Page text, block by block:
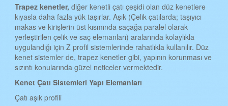
KARAMAN KENET ÇATI
KIRIKKALE KENET ÇATI
BATMAN KENET ÇATI
ŞIRNAK KENET ÇATI
ARDAHAN KENET ÇATI
Trapez kenetler,diğer kenetli çatı çeşidi olan düz kenetlere
kıyasla daha fazla yük taşırlar. Aşık (Çelik çatılarda; taşıyıcı
makas ve kirişlerin üst kısmında saçağa paralel olarak
yerleştirilen çelik ve saç elemanları) aralarında kolaylıkla
uygulandığı için Z profil sistemlerinde rahatlıkla kullanılır. Düz
kenet sistemler de, trapez kenetler gibi, yapının korunması ve
sızıntı konularında güzel neticeler vermektedir.
Kenet Çatı Sistemleri Yapı Elemanları
Çatı aşık profili